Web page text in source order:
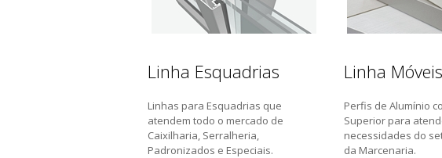
Linha Esquadrias
Linhas para Esquadrias que
atendem todo o mercado de
Caixilharia, Serralheria,
Padronizados e Especiais.
Linha Móveis
Perfis de Alumínio
Superior para
necessidades do
da Marcenaria.